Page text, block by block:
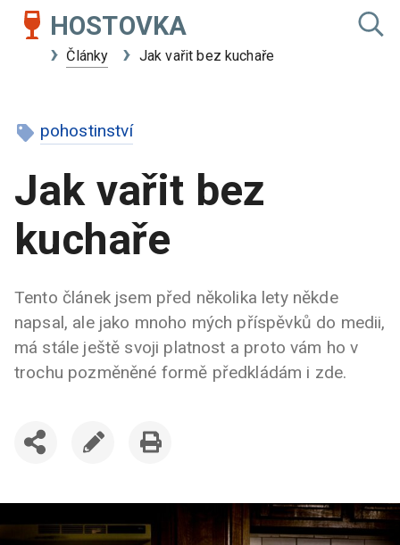
HOSTOVKA
Články Jak vařit bez kuchaře
pohostinství
Jak vařit bez
kuchaře
Tento článek jsem před několika lety někde
napsal, ale jako mnoho mých příspěvků do medii,
má stále ještě svoji platnost a proto vám ho v
trochu pozměněné formě předkládám i zde.